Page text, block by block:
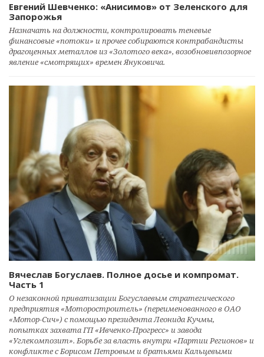
Евгений Шевченко: «Анисимов» от Зеленского для
Запорожья
Назначать на должности, контролировать теневые
финансовые «потоки» и прочее собираются контрабандисты
драгоценных металлов из «Золотого века», возобновивпозорное
явление «смотрящих» времен Януковича.
Вячеслав Богуслаев. Полное досье и компромат.
Часть 1
О незаконной приватизации Богуслаевым стратегического
предприятия «Моторостроитель» (переименованного в ОАО
«Мотор-Сич») с помощью президента Леонида Кучмы,
попытках захвата ГП «Ивченко-Прогресс» и завода
«Углекомпозит». Борьбе за власть внутри «Партии Регионов» и
конфликте с Борисом Петровым и братьями Кальцевыми